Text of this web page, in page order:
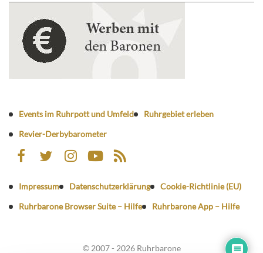
Events im Ruhrpott und Umfeld
Ruhrgebiet erleben
Revier-Derbybarometer
Impressum Datenschutzerklärung
Cookie-Richtlinie (EU)
Ruhrbarone Browser Suite – Hilfe
Ruhrbarone App – Hilfe
© 2007 - 2026 Ruhrbarone